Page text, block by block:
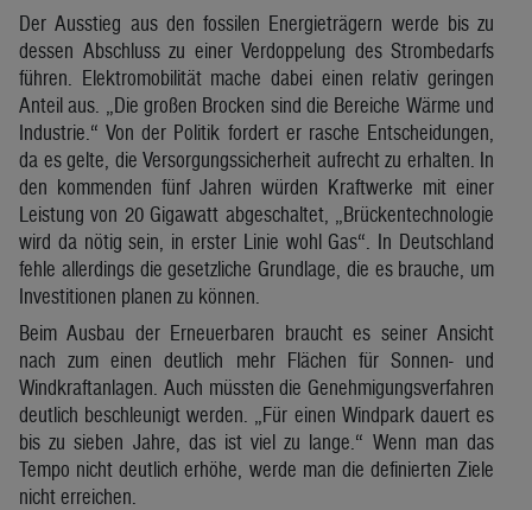
Der Ausstieg aus den fossilen Energieträgern werde bis zu
dessen Abschluss zu einer Verdoppelung des Strombedarfs
führen. Elektromobilität mache dabei einen relativ geringen
Anteil aus. „Die großen Brocken sind die Bereiche Wärme und
Industrie.“ Von der Politik fordert er rasche Entscheidungen,
da es gelte, die Versorgungssicherheit aufrecht zu erhalten. In
den kommenden fünf Jahren würden Kraftwerke mit einer
Leistung von 20 Gigawatt abgeschaltet, „Brückentechnologie
wird da nötig sein, in erster Linie wohl Gas“. In Deutschland
fehle allerdings die gesetzliche Grundlage, die es brauche, um
Investitionen planen zu können.
Beim Ausbau der Erneuerbaren braucht es seiner Ansicht
nach zum einen deutlich mehr Flächen für Sonnen- und
Windkraftanlagen. Auch müssten die Genehmigungsverfahren
deutlich beschleunigt werden. „Für einen Windpark dauert es
bis zu sieben Jahre, das ist viel zu lange.“ Wenn man das
Tempo nicht deutlich erhöhe, werde man die definierten Ziele
nicht erreichen.